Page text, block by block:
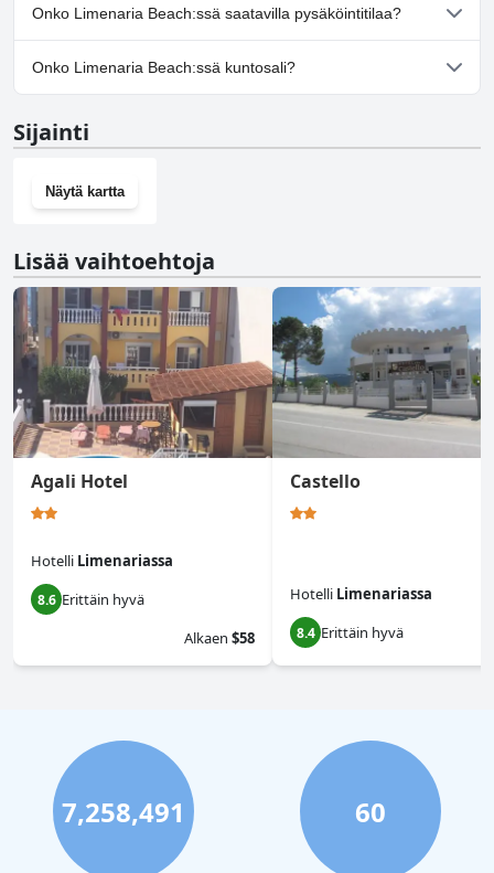
Ei, Limenaria Beach ei salli koiria.
Onko Limenaria Beach:ssä saatavilla pysäköintitilaa?
Ei, Limenaria Beach ei tarjoa pysäköintimahdollisuutta.
Onko Limenaria Beach:ssä kuntosali?
Sijainti
Näytä kartta
Lisää vaihtoehtoja
Agali Hotel
Hotelli Limenariassa
8.6 Erittäin hyvä
Alkaen $58
Castello
Hotelli Limenariassa
8.4 Erittäin hyvä
7,258,491 60